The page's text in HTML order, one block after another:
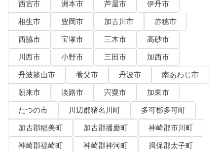
西宮市
洲本市 芦屋市
伊丹市
相生市
豊岡市 加古川市
赤穂市
西脇市
宝塚市 三木市
高砂市
川西市
小野市 三田市
加西市
丹波篠山市
養父市 丹波市
南あわじ市
朝来市
淡路市 宍粟市
加東市
たつの市
川辺郡猪名川町
多可郡多可町
加古郡稲美町
加古郡播磨町
神崎郡市川町
神崎郡福崎町
神崎郡神河町
揖保郡太子町